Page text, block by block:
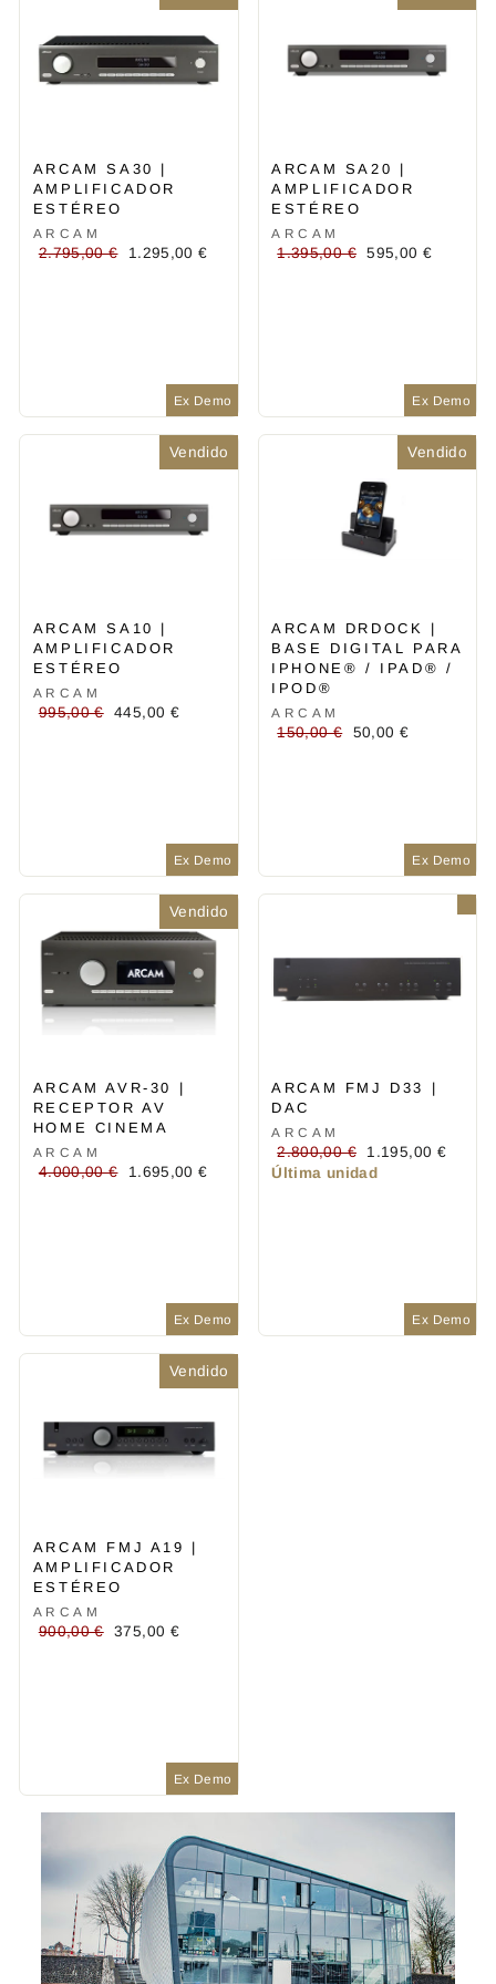
Ex Demo
ARCAM SA30 |
AMPLIFICADOR
ESTÉREO
ARCAM
Precio
2.795,00 €
Precio
1.295,00 €
Ex Demo
ARCAM SA20 |
AMPLIFICADOR
ESTÉREO
ARCAM
Precio
1.395,00 €
Precio
595,00 €
Vendido
Ex Demo
ARCAM SA10 |
AMPLIFICADOR
ESTÉREO
ARCAM
Precio
995,00 €
Precio
445,00 €
Vendido
Ex Demo
ARCAM DRDOCK |
BASE DIGITAL PARA
IPHONE® / IPAD® /
IPOD®
ARCAM
Precio
150,00 €
Precio
50,00 €
Vendido
Ex Demo
ARCAM AVR-30 |
RECEPTOR AV
HOME CINEMA
ARCAM
Precio
4.000,00 €
Precio
1.695,00 €
Ex Demo
ARCAM FMJ D33 |
DAC
ARCAM
Precio
habitual
2.800,00 €
Precio
de
1.195,00 €
Última unidad
Vendido
Ex Demo
ARCAM FMJ A19 |
AMPLIFICADOR
ESTÉREO
ARCAM
Precio
900,00 €
Precio
375,00 €